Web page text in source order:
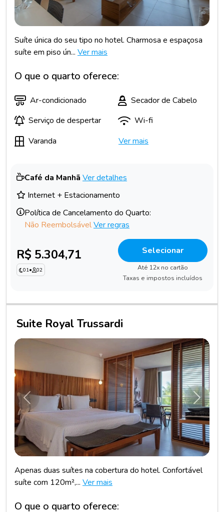
Suíte única do seu tipo no hotel. Charmosa e espaçosa
suíte em piso ún... Ver mais
O que o quarto oferece:
Ar-condicionado
Secador de Cabelo
Serviço de despertar
Wi-fi
Varanda
Ver mais
Café da Manhã Ver detalhes
Internet + Estacionamento
Política de Cancelamento do Quarto:
Não ReembolsávelVer regras
R$ 5.304,71
01• 02
Selecionar
Até 12x no cartão
Taxas e impostos incluídos
Suite Royal Trussardi
Anterior
Apenas duas suítes na cobertura do hotel. Confortável
suíte com 120m²,... Ver mais
O que o quarto oferece: